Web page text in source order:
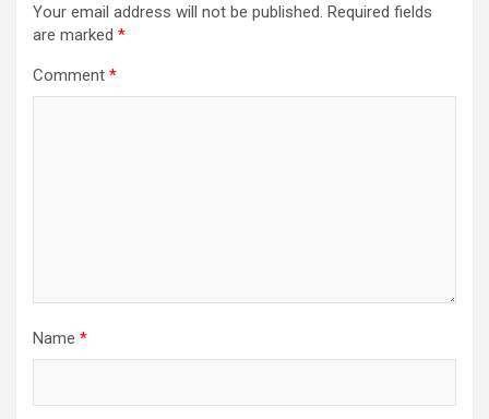
Your email address will not be published. Required fields
are marked *
Comment *
Name *